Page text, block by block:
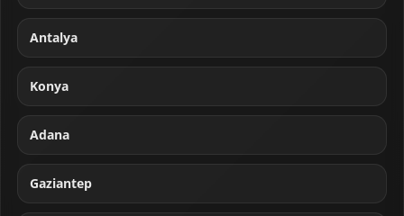
Antalya
Konya
Adana
Gaziantep